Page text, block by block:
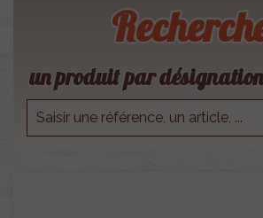
un produit par désignation